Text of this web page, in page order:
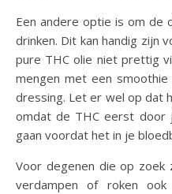
Een andere optie is om de
drinken. Dit kan handig zijn
pure THC olie niet prettig
mengen met een
dressing. Let er wel op dat
omdat de THC eerst door
gaan voordat het in je
Voor degenen die op zoek
verdampen of roken